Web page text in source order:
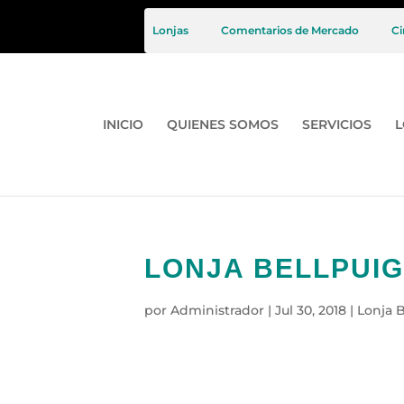
Lonjas Comentarios de Mercado
INICIO QUIENES SOMOS SERVICIOS
LONJA
por Administrador | Jul 30, 2018 | Lonja